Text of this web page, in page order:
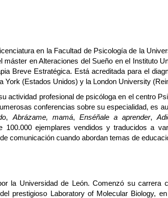
en la Facultad de Psicología de la
en Alteraciones del Sueño en el Instituto
Breve Estratégica. Está acreditada para el
York (Estados Unidos) y la London University
actividad profesional de psicóloga en el centro
conferencias sobre su especialidad, es
, Abrázame, mamá, Enséñale a aprender,
100.000 ejemplares vendidos y traducidos a
comunicación cuando abordan temas de
la Universidad de León. Comenzó su carrera
prestigioso Laboratory of Molecular Biology,